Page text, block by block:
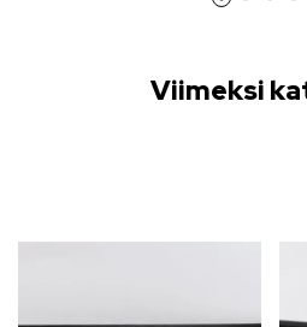
Viimeksi